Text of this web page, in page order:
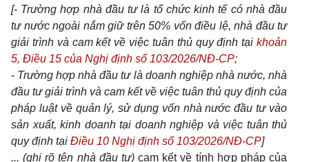
[- Trường hợp nhà đầu tư là tổ chức kinh tế có nhà đầu
tư nước ngoài nắm giữ trên 50% vốn điều lệ, nhà đầu tư
giải trình và cam kết về việc tuân thủ quy định tại khoản
5, Điều 15 của Nghị định số 103/2026/NĐ-CP;
- Trường hợp nhà đầu tư là doanh nghiệp nhà nước, nhà
đầu tư giải trình và cam kết về việc tuân thủ quy định của
pháp luật về quản lý, sử dụng vốn nhà nước đầu tư vào
sản xuất, kinh doanh tại doanh nghiệp và việc tuân thủ
quy định tại Điều 10 Nghị định số 103/2026/NĐ-CP]
... (ghi rõ tên nhà đầu tư)cam kết về tính hợp pháp của